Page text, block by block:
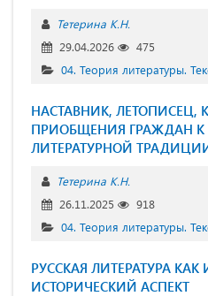
Тетерина К.Н.
29.04.2026
475
04. Теория литературы.
НАСТАВНИК, ЛЕТОПИСЕЦ,
ПРИОБЩЕНИЯ ГРАЖДАН К
ЛИТЕРАТУРНОЙ
Тетерина К.Н.
26.11.2025
918
04. Теория литературы.
РУССКАЯ ЛИТЕРАТУРА
ИСТОРИЧЕСКИЙ АСПЕКТ